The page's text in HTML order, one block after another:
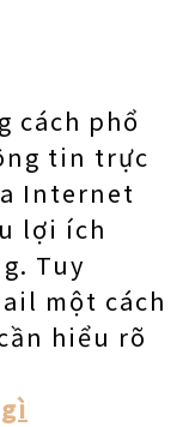
cách phổ
tin trực
Internet
lợi ích
Tuy
một cách
hiểu rõ